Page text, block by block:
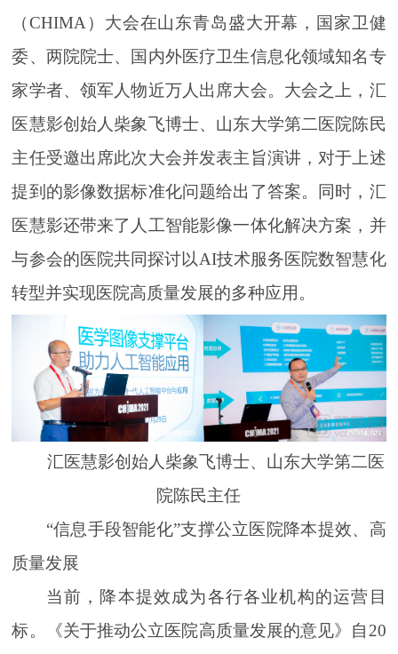
（CHIMA）大会在山东青岛盛大开幕，国家卫健
委、两院院士、国内外医疗卫生信息化领域知名专
家学者、领军人物近万人出席大会。大会之上，汇
医慧影创始人柴象飞博士、山东大学第二医院陈民
主任受邀出席此次大会并发表主旨演讲，对于上述
提到的影像数据标准化问题给出了答案。同时，汇
医慧影还带来了人工智能影像一体化解决方案，并
与参会的医院共同探讨以AI技术服务医院数智慧化
转型并实现医院高质量发展的多种应用。
汇医慧影创始人柴象飞博士、山东大学第二医
院陈民主任
“信息手段智能化”支撑公立医院降本提效、高
质量发展
当前，降本提效成为各行各业机构的运营目
标。《关于推动公立医院高质量发展的意见》自20